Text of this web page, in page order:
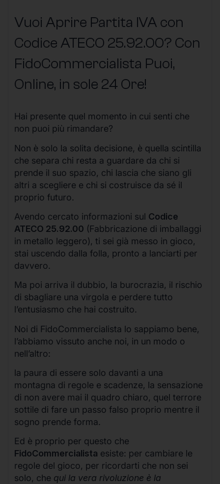
Vuoi Aprire Partita IVA con
Codice ATECO 25.92.00? Con
FidoCommercialista Puoi,
Online, in sole 24 Ore!
Hai presente quel momento in cui senti che
non puoi più rimandare?
Non è solo la solita decisione, è quella scintilla
che separa chi resta a guardare da chi si
prende il suo spazio, chi lascia che siano gli
altri a scegliere e chi si costruisce da sé il
proprio futuro.
Avendo cercato informazioni sul Codice
ATECO 25.92.00 (Fabbricazione di imballaggi
in metallo leggero), ti sei già messo in gioco,
stai uscendo dalla folla, pronto a lanciarti per
davvero.
Ma poi arriva il dubbio, la burocrazia, il rischio
di sbagliare una virgola e perdere tutto
l’entusiasmo che hai costruito.
Noi di FidoCommercialista lo sappiamo bene,
l’abbiamo vissuto anche noi, in un modo o
nell’altro:
la paura di essere solo davanti a una
montagna di regole e scadenze, la sensazione
di non avere mai il quadro chiaro, quel terrore
sottile di fare un passo falso proprio mentre il
sogno prende forma.
Ed è proprio per questo che
FidoCommercialista esiste: per cambiare le
regole del gioco, per ricordarti che non sei
solo, che qui la vera rivoluzione è la